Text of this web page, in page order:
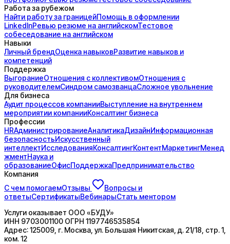
Работа за рубежом
Найти работу за границейПомощь в оформлении
LinkedInРевью резюме на английскомТестовое
собеседование на английском
Навыки
Личный брендОценка навыковРазвитие навыков и
компетенций
Поддержка
ВыгораниеОтношения с коллективомОтношения с
руководителемСиндром самозванцаСложное увольнение
Для бизнеса
Аудит процессов компанииВыступление на внутреннем
мероприятии компанииКонсалтинг бизнеса
Профессии
HRАдминистрированиеАналитикаДизайнИнформационная
безопасностьИскусственный
интеллектИсследованияКонсалтингКонтентМаркетингМенед
жментНаука и
образованиеОфисПоддержкаПредпринимательство
Компания
С чем помогаемОтзывы
Вопросы и
ответыСертификатыВебинарыСтать ментором
Услуги оказывает ООО «БУДУ»
ИНН 9703001100 ОГРН 1197746535854
Адрес:125009, г. Москва, ул. Большая Никитская, д. 21/18, стр. 1,
ком. 12